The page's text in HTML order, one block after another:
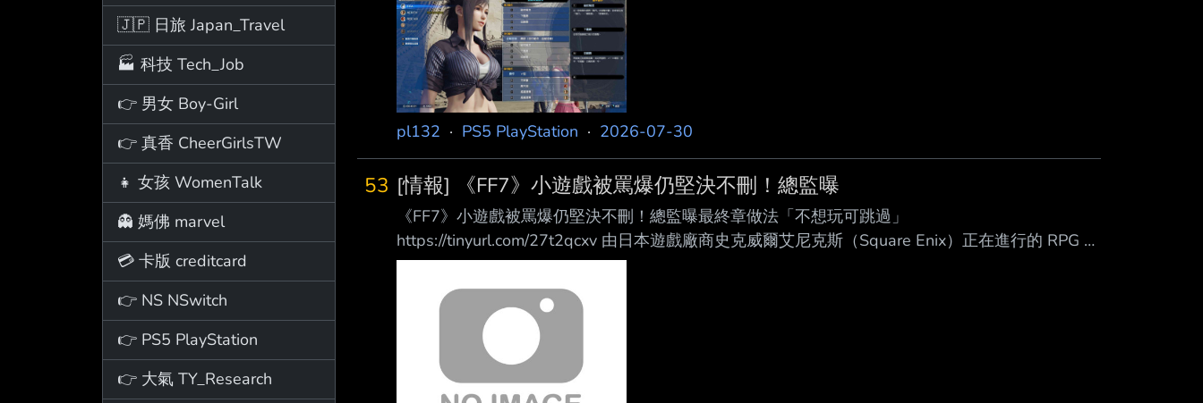
🇯🇵 日旅 Japan_Travel
🏭 科技 Tech_Job
👉 男女 Boy-Girl
👉 真香 CheerGirlsTW
👧 女孩 WomenTalk
👻 媽佛 marvel
💳 卡版 creditcard
👉 NS NSwitch
👉 PS5 PlayStation
👉 大氣 TY_Research
挑戰 ，許多草案都難以通過公司批准，製作團隊被要求必須嚴格把關，不能「過度強調角色的 女性
身體曲線」。 網友分享的設定集中，Roberto Ferrari Roberto Ferrari
pl132 · PS5 PlayStation · 2026-07-30
53 [情報] 《FF7》小遊戲被罵爆仍堅決不刪！總監曝
《FF7》小遊戲被罵爆仍堅決不刪！總監曝最終章做法「不想玩可跳過」
https://tinyurl.com/27t2qcxv 由日本遊戲廠商史克威爾艾尼克斯（Square Enix）正在進行的 RPG 神
作《Final Fantasy 7》三部曲重製計畫的最終章《Final Fantasy VII Revelation》即將於 2027 上半
年推出，而最近遊戲總監濱口直樹接受專訪時就透露，《Final Fantasy VII Revelation》的遊戲世界
將比前作 《Final Fantasy VII